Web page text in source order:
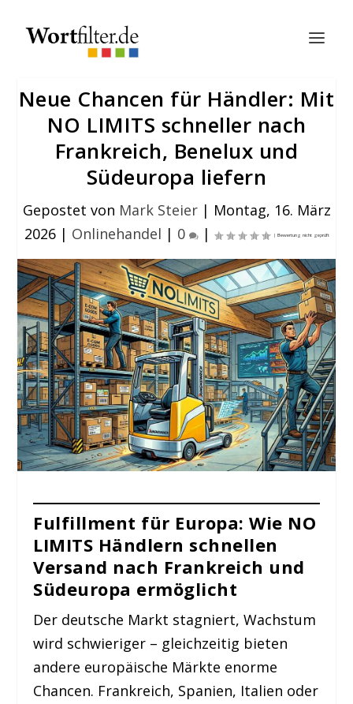
Neue Chancen für Händler: Mit
NO LIMITS schneller nach
Frankreich, Benelux und
Südeuropa liefern
Gepostet von Mark Steier| Montag, 16. März
2026| Onlinehandel | 0 |
Fulfillment für Europa: Wie NO
LIMITS Händlern schnellen
Versand nach Frankreich und
Südeuropa ermöglicht
Der deutsche Markt stagniert, Wachstum
wird schwieriger – gleichzeitig bieten
andere europäische Märkte enorme
Chancen. Frankreich, Spanien, Italien oder